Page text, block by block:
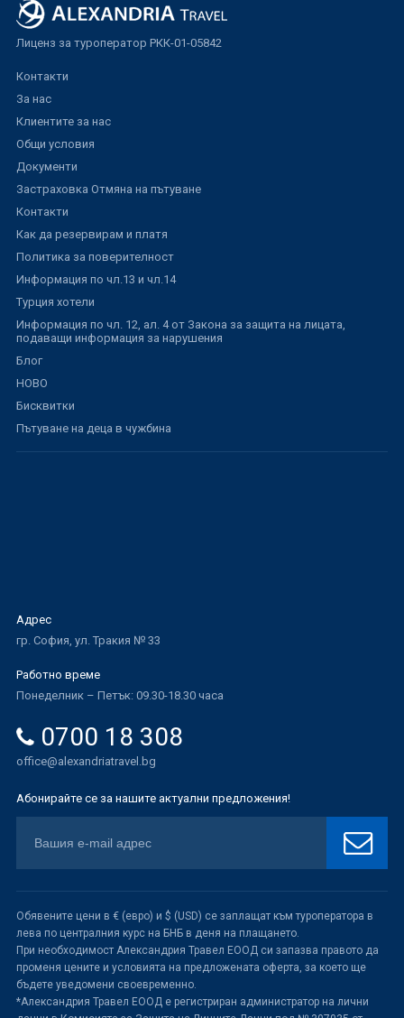
Лиценз за туроператор РКК-01-05842
Контакти
За нас
Клиентите за нас
Общи условия
Документи
Застраховка Отмяна на пътуване
Контакти
Как да резервирам и платя
Политика за поверителност
Информация по чл.13 и чл.14
Турция хотели
Информация по чл. 12, ал. 4 от Закона за защита на лицата,
подаващи информация за нарушения
Блог
НОВО
Бисквитки
Пътуване на деца в чужбина
Адрес
гр. София, ул. Тракия № 33
Работно време
Понеделник – Петък: 09.30-18.30 часа
0700 18 308
office@alexandriatravel.bg
Абонирайте се за нашите актуални предложения!
Обявените цени в € (евро) и $ (USD) се заплащат към туроператора в
лева по централния курс на БНБ в деня на плащането.
При необходимост Александрия Травел ЕООД си запазва правото да
променя цените и условията на предложената оферта, за което ще
бъдете уведомени своевременно.
*Александрия Травел ЕООД е регистриран администратор на лични